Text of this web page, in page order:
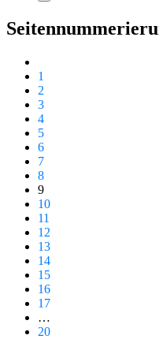
1
2
3
4
5
6
7
8
9
10
11
12
13
14
15
16
17
…
20